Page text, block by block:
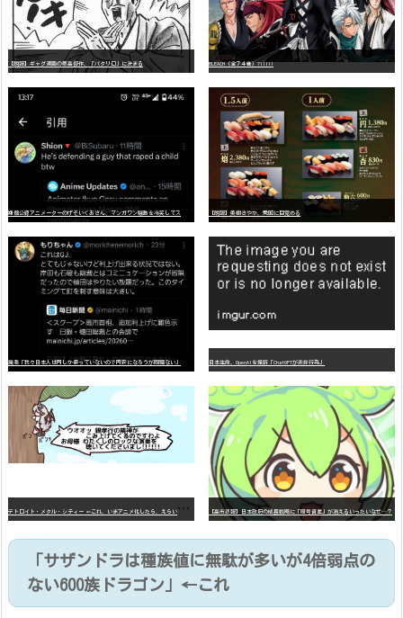
【朗報】ギャグ漫画の最高傑作、「パタリロ」に決まる BLEACH（全７４巻）?!!!!!
【朗報】美樹さやか、愛国に目覚める
識者「我々日本人は円しか使っていないので円安になろうが問題ない」 日本生命、OpenAIを提訴「ChatGPTが非弁行為」
デ
トロイト・メタル・シティー ⇐これ、いまアニメ化したら、えらいことになってたよな？ 【高市悲報】日本政府の成長戦略に「暗号資産」が消えるいったいなぜ…？
「サザンドラは種族値に無駄が多いが4倍弱点の
ない600族ドラゴン」←これ